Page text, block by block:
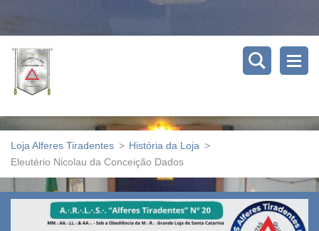
Loja Alferes Tiradentes > História da Loja >
Eleutério Nicolau da Conceição Dados